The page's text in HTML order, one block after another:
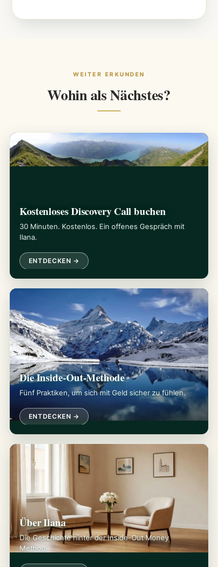
WEITER ERKUNDEN
Wohin als Nächstes?
Kostenloses Discovery Call buchen
30 Minuten. Kostenlos. Ein offenes Gespräch mit
Ilana.
ENTDECKEN →
Die Inside-Out-Methode
Fünf Praktiken, um sich mit Geld sicher zu fühlen.
ENTDECKEN →
Über Ilana
Die Geschichte hinter der Inside-Out Money
Method.